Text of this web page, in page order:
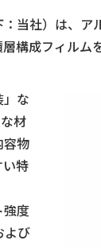
当社）は、
構成フィルム
な
材
容物
特
強度
よび